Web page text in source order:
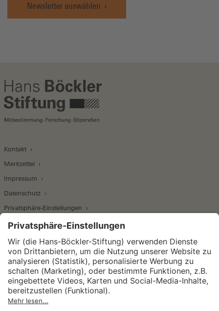
Newsletter auswählen
Kontakt
Merkzettel
Impressum
Datenschutz
Privatsphäre-Einstellungen
Wirtschafts- und Sozialwissenschaftliches Institut
Institut für Makroökonomie und
Konjunkturforschung